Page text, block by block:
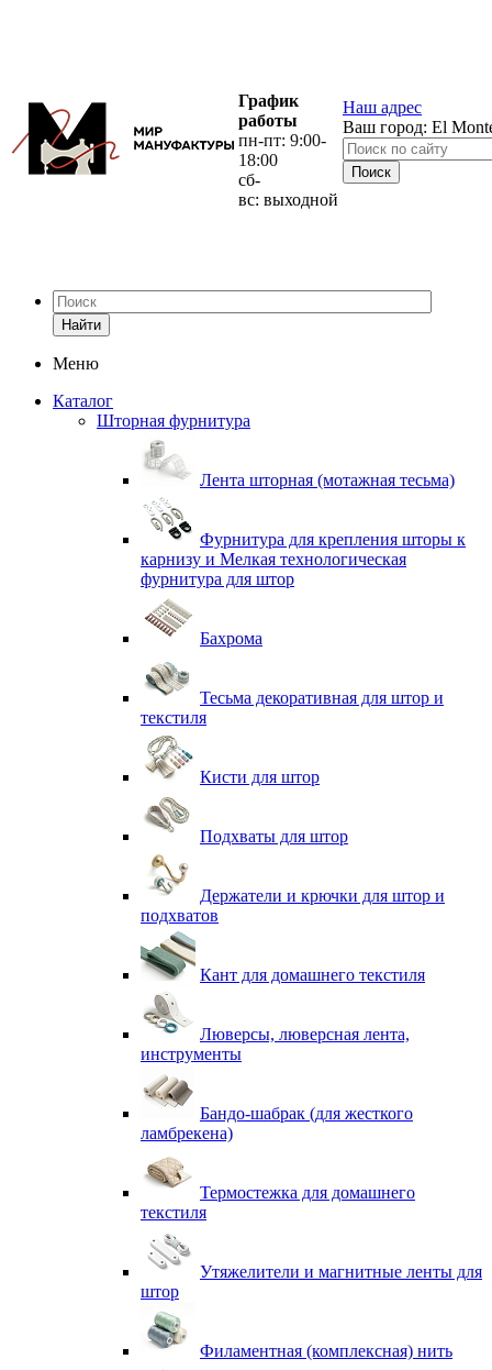
График
работы
пн-пт: 9:00-
18:00
сб-
вс: выходной
Наш адрес
Ваш город: El
Найти
Меню
Каталог
Шторная фурнитура
Лента шторная (мотажная тесьма)
Фурнитура для крепления шторы к
карнизу и Мелкая технологическая
фурнитура для штор
Бахрома
Тесьма декоративная для штор и
текстиля
Кисти для штор
Подхваты для штор
Держатели и крючки для штор и
подхватов
Кант для домашнего текстиля
Люверсы, люверсная лента,
инструменты
Бандо-шабрак (для жесткого
ламбрекена)
Термостежка для домашнего
текстиля
Утяжелители и магнитные ленты для
штор
Филаментная (комплексная) нить